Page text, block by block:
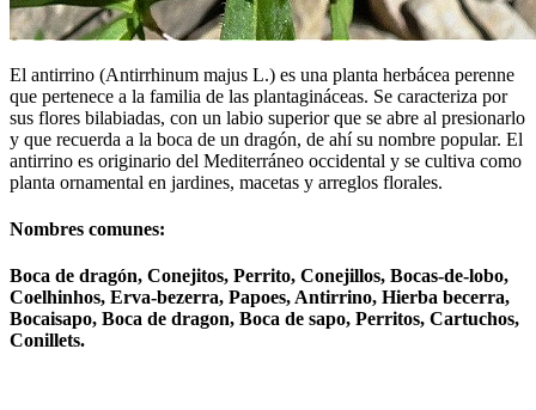
El antirrino (Antirrhinum majus L.) es una planta herbácea perenne
que pertenece a la familia de las plantagináceas. Se caracteriza por
sus flores bilabiadas, con un labio superior que se abre al presionarlo
y que recuerda a la boca de un dragón, de ahí su nombre popular. El
antirrino es originario del Mediterráneo occidental y se cultiva como
planta ornamental en jardines, macetas y arreglos florales.
Nombres comunes:
Boca de dragón, Conejitos, Perrito, Conejillos, Bocas-de-lobo,
Coelhinhos, Erva-bezerra, Papoes, Antirrino, Hierba becerra,
Bocaisapo, Boca de dragon, Boca de sapo, Perritos, Cartuchos,
Conillets.